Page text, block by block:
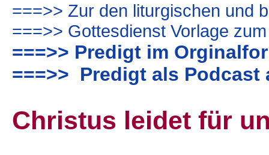
===>> Zur den liturgischen und
===>> Gottesdienst Vorlage
===>> Predigt im
===>> Predigt als
Christus leidet für